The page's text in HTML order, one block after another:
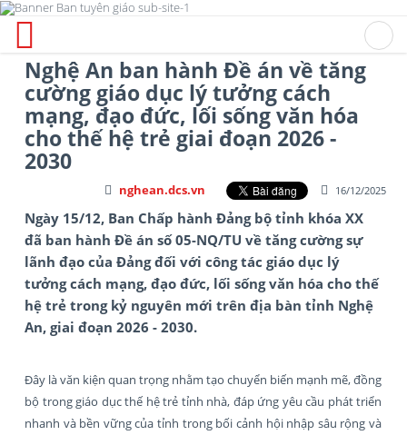
Nghệ An ban hành Đề án về tăng
cường giáo dục lý tưởng cách
mạng, đạo đức, lối sống văn hóa
cho thế hệ trẻ giai đoạn 2026 -
2030
16/12/2025
nghean.dcs.vn
Ngày 15/12, Ban Chấp hành Đảng bộ tỉnh khóa XX
đã ban hành Đề án số 05-NQ/TU về tăng cường sự
lãnh đạo của Đảng đối với công tác giáo dục lý
tưởng cách mạng, đạo đức, lối sống văn hóa cho thế
hệ trẻ trong kỷ nguyên mới trên địa bàn tỉnh Nghệ
An, giai đoạn 2026 - 2030.
Đây là văn kiện quan trọng nhằm tạo chuyển biến mạnh mẽ, đồng
bộ trong giáo dục thế hệ trẻ tỉnh nhà, đáp ứng yêu cầu phát triển
nhanh và bền vững của tỉnh trong bối cảnh hội nhập sâu rộng và